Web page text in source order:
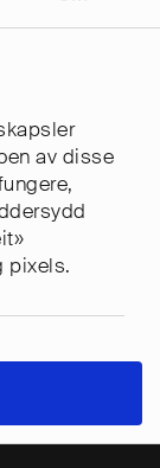
av disse
pixels.
å
vi kunne
nettbutikk,
resultatet,
løftet
gleder
Meny